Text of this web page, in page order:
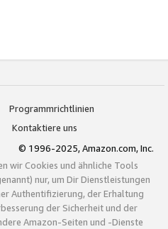
Programmrichtlinien
Kontaktiere uns
© 1996-2025, Amazon.com, Inc.
wir Cookies und ähnliche Tools
nur, um Dir Dienstleistungen
Authentifizierung, der Erhaltung
der Sicherheit und der
Amazon-Seiten und -Dienste